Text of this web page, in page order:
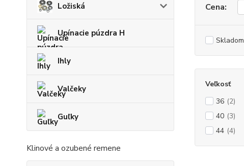
Ložiská
Upínacie púzdra H
Ihly
Valčeky
Guľky
Klinové a ozubené remene
Cena:
Skladom
Veľkosť
36 (2)
40 (3)
44 (4)